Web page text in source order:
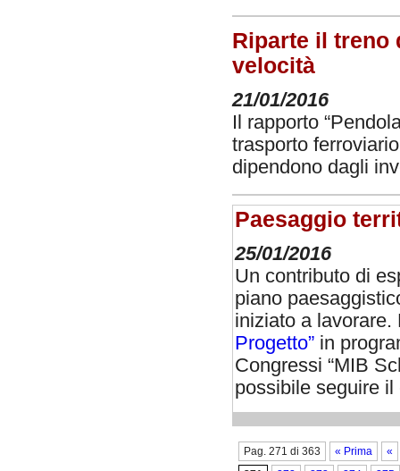
Riparte il treno
velocità
21/01/2016
Il rapporto
trasporto
dipendono dagli
Paesaggio
25/01/2016
Un contributo di
piano
iniziato a lavorare.
Progetto” in
Congressi “MIB
possibile seguire
Pag. 271 di 363 « Prima
«